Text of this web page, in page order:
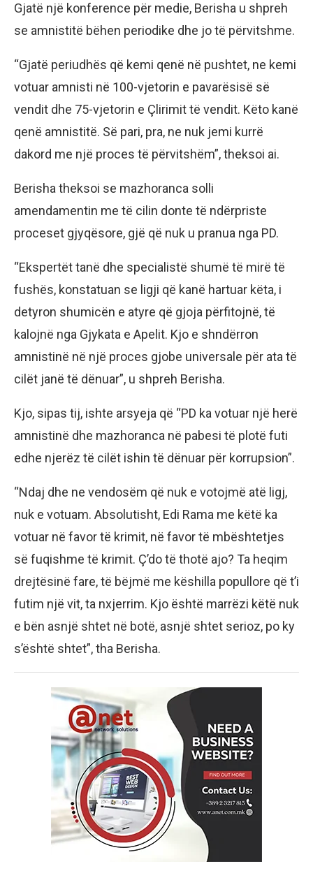
Gjatë një konference për medie, Berisha u shpreh
se amnistitë bëhen periodike dhe jo të përvitshme.
“Gjatë periudhës që kemi qenë në pushtet, ne kemi
votuar amnisti në 100-vjetorin e pavarësisë së
vendit dhe 75-vjetorin e Çlirimit të vendit. Këto kanë
qenë amnistitë. Së pari, pra, ne nuk jemi kurrë
dakord me një proces të përvitshëm”, theksoi ai.
Berisha theksoi se mazhoranca solli
amendamentin me të cilin donte të ndërpriste
proceset gjyqësore, gjë që nuk u pranua nga PD.
“Ekspertët tanë dhe specialistë shumë të mirë të
fushës, konstatuan se ligji që kanë hartuar këta, i
detyron shumicën e atyre që gjoja përfitojnë, të
kalojnë nga Gjykata e Apelit. Kjo e shndërron
amnistinë në një proces gjobe universale për ata të
cilët janë të dënuar”, u shpreh Berisha.
Kjo, sipas tij, ishte arsyeja që “PD ka votuar një herë
amnistinë dhe mazhoranca në pabesi të plotë futi
edhe njerëz të cilët ishin të dënuar për korrupsion”.
“Ndaj dhe ne vendosëm që nuk e votojmë atë ligj,
nuk e votuam. Absolutisht, Edi Rama me këtë ka
votuar në favor të krimit, në favor të mbështetjes
së fuqishme të krimit. Ç’do të thotë ajo? Ta heqim
drejtësinë fare, të bëjmë me këshilla popullore që t’i
futim një vit, ta nxjerrim. Kjo është marrëzi këtë nuk
e bën asnjë shtet në botë, asnjë shtet serioz, po ky
s’është shtet”, tha Berisha.